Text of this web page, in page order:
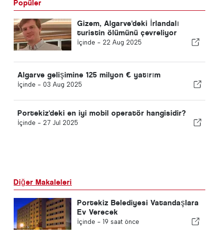
Popüler
Gizem, Algarve'deki İrlandalı
turistin ölümünü çevreliyor
İçinde - 22 Aug 2025
Algarve gelişimine 125 milyon € yatırım
İçinde - 03 Aug 2025
Portekiz'deki en iyi mobil operatör hangisidir?
İçinde - 27 Jul 2025
Diğer Makaleleri
Portekiz Belediyesi Vatandaşlara
Ev Verecek
İçinde - 19 saat önce